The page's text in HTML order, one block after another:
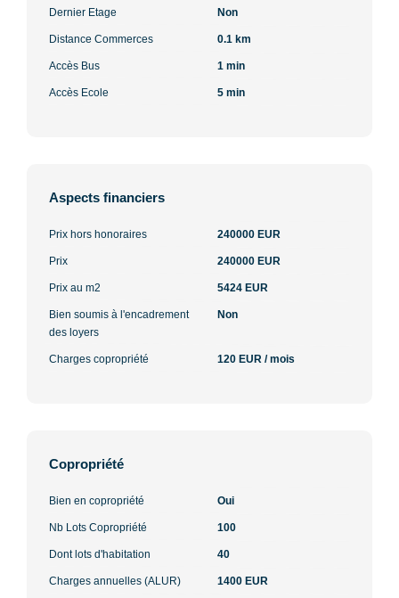
Dernier Etage Non
Distance Commerces 0.1 km
Accès Bus 1 min
Accès Ecole 5 min
Aspects financiers
Prix hors honoraires 240000 EUR
Prix 240000 EUR
Prix au m2 5424 EUR
Bien soumis à l'encadrement
des loyers
Non
Charges copropriété 120 EUR / mois
Copropriété
Bien en copropriété Oui
Nb Lots Copropriété 100
Dont lots d'habitation 40
Charges annuelles (ALUR) 1400 EUR